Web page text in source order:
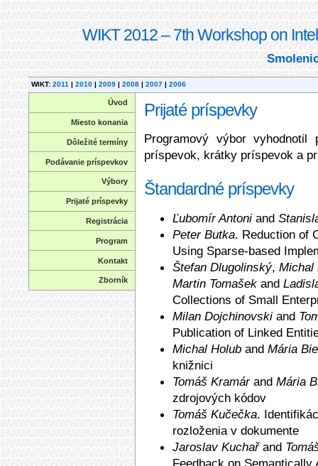
WIKT 2012 – 7th Workshop on
WIKT: 2011| 2010| 2009| 2008| 2007| 2006
Úvod
Miesto konania
Dôležité termíny
Podávanie príspevkov
Výbory
Prijaté príspevky
Registrácia
Program
Kontakt
Zborník
Prijaté príspevky
Programový výbor vyhodnotil
príspevok, krátky príspevok a
Štandardné príspevky
Ľubomír Antoni and
Peter Butka. Reduction of
Using Sparse-based
Štefan Dlugolinský, Michal
Martin Tomašek and
Collections of Small
Milan Dojchinovski and
Publication of Linked
Michal Holub and Mária
knižnici
Tomáš Kramárand Mária
zdrojových kódov
Tomáš Kučečka.
rozloženia v dokumente
Jaroslav Kuchařand
Feedback on Semantically